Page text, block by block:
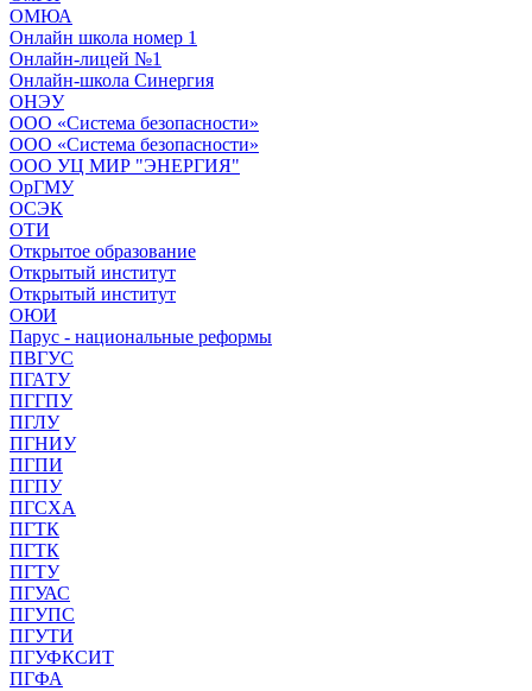
ОМЮА
Онлайн школа номер 1
Онлайн-лицей №1
Онлайн-школа Синергия
ОНЭУ
ООО «Система безопасности»
ООО «Система безопасности»
ООО УЦ МИР "ЭНЕРГИЯ"
ОрГМУ
ОСЭК
ОТИ
Открытое образование
Открытый институт
Открытый институт
ОЮИ
Парус - национальные реформы
ПВГУС
ПГАТУ
ПГГПУ
ПГЛУ
ПГНИУ
ПГПИ
ПГПУ
ПГСХА
ПГТК
ПГТК
ПГТУ
ПГУАС
ПГУПС
ПГУТИ
ПГУФКСИТ
ПГФА